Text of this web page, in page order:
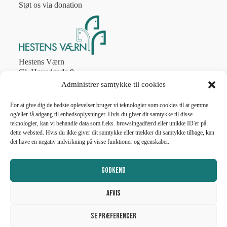
Administrer samtykke til cookies
For at give dig de bedste oplevelser bruger vi teknologier som cookies til at gemme
og/eller få adgang til enhedsoplysninger. Hvis du giver dit samtykke til disse
teknologier, kan vi behandle data som f.eks. browsingadfærd eller unikke ID'er på
dette websted. Hvis du ikke giver dit samtykke eller trækker dit samtykke tilbage, kan
det have en negativ indvirkning på visse funktioner og egenskaber.
Godkend
Afvis
Se præferencer
Støt os via donation
Hestens Værn
Gl. Hovedgade 8
2970 Hørsholm
post@hestens-vaern.dk
CVR nr. 56787011
Telefonen er åben
man-fre 10.00 – 13.00
lukket weekend og helligdage